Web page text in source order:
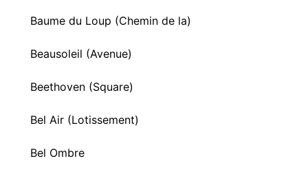
Baume du Loup (Chemin de la)
Beausoleil (Avenue)
Beethoven (Square)
Bel Air (Lotissement)
Bel Ombre